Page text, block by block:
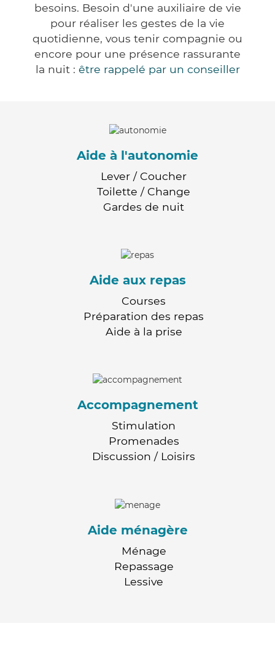
besoins. Besoin d'une auxiliaire de vie
pour réaliser les gestes de la vie
quotidienne, vous tenir compagnie ou
encore pour une présence rassurante
la nuit : être rappelé par un conseiller
Aide à l'autonomie
Lever / Coucher
Toilette / Change
Gardes de nuit
Aide aux repas
Courses
Préparation des repas
Aide à la prise
Accompagnement
Stimulation
Promenades
Discussion / Loisirs
Aide ménagère
Ménage
Repassage
Lessive